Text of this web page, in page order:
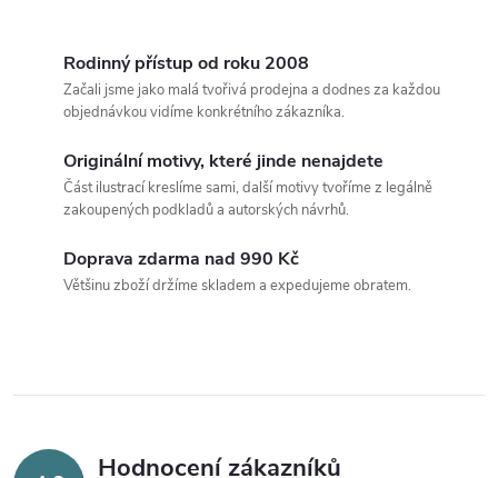
Rodinný přístup od roku 2008
Začali jsme jako malá tvořivá prodejna a dodnes za každou
objednávkou vidíme konkrétního zákazníka.
Originální motivy, které jinde nenajdete
Část ilustrací kreslíme sami, další motivy tvoříme z legálně
zakoupených podkladů a autorských návrhů.
Doprava zdarma nad 990 Kč
Většinu zboží držíme skladem a expedujeme obratem.
Hodnocení zákazníků